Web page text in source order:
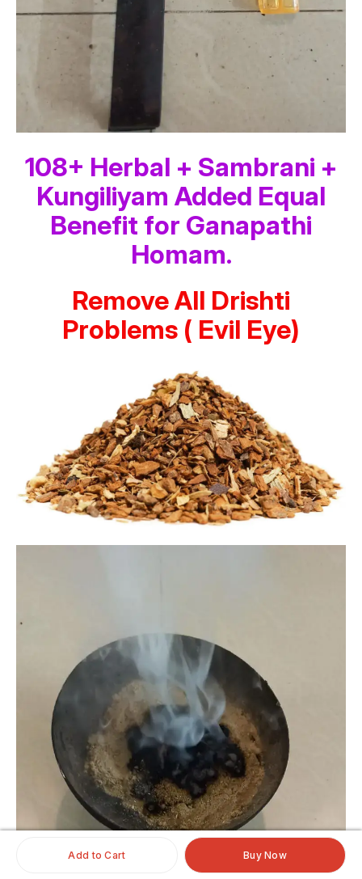
Add to Cart Buy Now
108+ Herbal + Sambrani +
Kungiliyam Added Equal
Benefit for Ganapathi
Homam.
Remove All Drishti
Problems ( Evil Eye)